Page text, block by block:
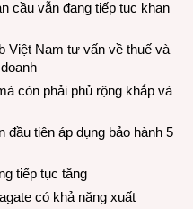
cầu vẫn đang tiếp tục khan
Việt Nam tư vấn về thuế và
còn phải phủ rộng khắp và
tiên áp dụng bảo hành 5
tiếp tục tăng
có khả năng xuất